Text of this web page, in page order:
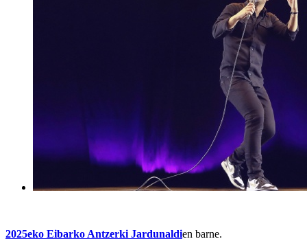
2025eko Eibarko Antzerki Jardunaldien barne.